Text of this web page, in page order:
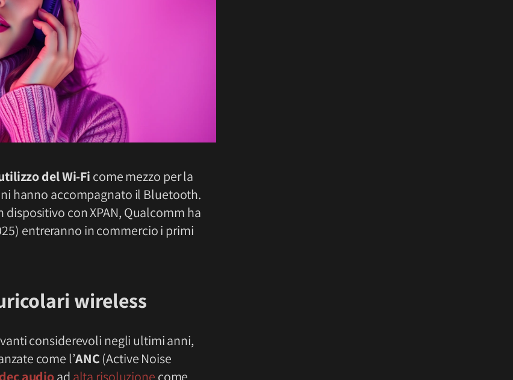
del Wi-Fi come mezzo per la
hanno accompagnato il Bluetooth.
dispositivo con XPAN, Qualcomm ha
entreranno in commercio i primi
wireless
considerevoli negli ultimi anni,
come l’ANC(Active Noise
audioad alta risoluzione come